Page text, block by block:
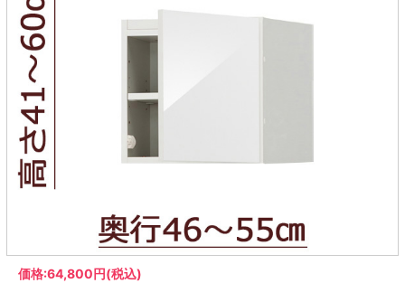
キッチンボード（食器棚・カップボード）
食器棚
キッチンカウンター
特徴で選ぶ
対面キッチンカウンター
バタフライキッチンカウンター
ダストボックス収納可能
スライド棚付き
【FLEXY】組み合わせ自由なセミオ
ーダーシステムキッチンカウンター
【LASCO】スリムラック
【VALO】ダイニングテーブル
シェーズロングソファ
ー
シリーズで選ぶ
【Nike】カウチソファー
【SUOLA】カウチソファー
【Curt】ウッドフレームソファー
【AIKA】ハイバックソファ
【CLOSTER】シェーズロング＆カウ
チソファー
テレビ台
ローボード
ハイタイプ
壁面タイプ
趣味の収納
釣竿・釣り具収納
キャンプギア収納
書斎・子供部屋
おしゃれなのに機能性抜群
掃除機収納【Cleany】
価格:64,800円(税込)